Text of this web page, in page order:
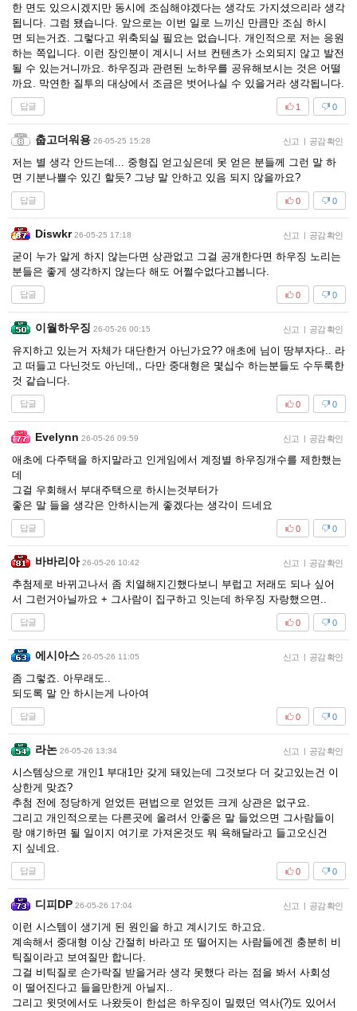
한 면도 있으시겠지만 동시에 조심해야겠다는 생각도 가지셨으리라 생각
됩니다. 그럼 됐습니다. 앞으로는 이번 일로 느끼신 만큼만 조심 하시
면 되는거죠. 그렇다고 위축되실 필요는 없습니다. 개인적으로 저는 응원
하는 쪽입니다. 이런 장인분이 계시니 서브 컨텐츠가 소외되지 않고 발전
될 수 있는거니까요. 하우징과 관련된 노하우를 공유해보시는 것은 어떨
까요. 막연한 질투의 대상에서 조금은 벗어나실 수 있을거라 생각됩니다.
답글 0
1
춥고더워용 26-05-25 15:28 신고 | 공감 확인
저는 별 생각 안드는데... 중형집 얻고싶은데 못 얻은 분들께 그런 말 하
면 기분나쁠수 있긴 할듯? 그냥 말 안하고 있음 되지 않을까요?
답글 0
0
Diswkr 26-05-25 17:18 신고 | 공감 확인
굳이 누가 알게 하지 않는다면 상관없고 그걸 공개한다면 하우징 노리는
분들은 좋게 생각하지 않는다 해도 어쩔수없다고봅니다.
답글 0
0
이월하우징 26-05-26 00:15 신고 | 공감 확인
유지하고 있는거 자체가 대단한거 아닌가요?? 애초에 님이 땅부자다.. 라
고 떠들고 다닌것도 아닌데,, 다만 중대형은 몇십수 하는분들도 수두룩한
것 같습니다.
답글 0
0
Evelynn 26-05-26 09:59 신고 | 공감 확인
애초에 다주택을 하지말라고 인게임에서 계정별 하우징개수를 제한했는
데
그걸 우회해서 부대주택으로 하시는것부터가
좋은 말 들을 생각은 안하시는게 좋겠다는 생각이 드네요
답글 0
0
바바리아 26-05-26 10:42 신고 | 공감 확인
추첨제로 바뀌고나서 좀 치열해지긴했다보니 부럽고 저래도 되나 싶어
서 그런거아닐까요 + 그사람이 집구하고 잇는데 하우징 자랑했으면..
답글 0
0
에시아스 26-05-26 11:05 신고 | 공감 확인
좀 그렇죠. 아무래도..
되도록 말 안 하시는게 나아여
답글 0
0
라논 26-05-26 13:34 신고 | 공감 확인
시스템상으로 개인1 부대1만 갖게 돼있는데 그것보다 더 갖고있는건 이
상한게 맞죠?
추첨 전에 정당하게 얻었든 편법으로 얻었든 크게 상관은 없구요.
그리고 개인적으로는 다른곳에 올려서 안좋은 말 들었으면 그사람들이
랑 얘기하면 될 일이지 여기로 가져온것도 뭐 욕해달라고 들고오신건
지 싶네요.
답글 0
0
디피DP 26-05-26 17:04 신고 | 공감 확인
이런 시스템이 생기게 된 원인을 하고 계시기도 하고요.
계속해서 중대형 이상 간절히 바라고 또 떨어지는 사람들에겐 충분히 비
틱질이라고 보여질만 합니다.
그걸 비틱질로 손가락질 받을거라 생각 못했다 라는 점을 봐서 사회성
이 떨어진다고 들을만한게 아닐지..
그리고 윗덧에서도 나왔듯이 한섭은 하우징이 밀렸던 역사(?)도 있어서